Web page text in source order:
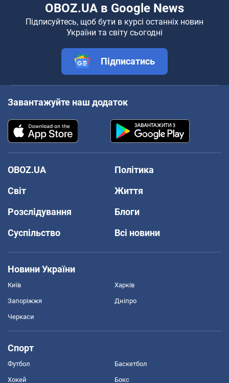
OBOZ.UA в Google News
Підписуйтесь, щоб бути в курсі останніх новин
України та світу сьогодні
Підписатись
Завантажуйте наш додаток
OBOZ.UA
Політика
Світ
Життя
Розслідування
Блоги
Суспільство
Всі новини
Новини України
Київ Харків
Запоріжжя Дніпро
Черкаси
Спорт
Футбол Баскетбол
Хокей Бокс